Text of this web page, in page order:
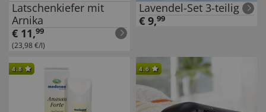
Latschenkiefer mit
Arnika
€ 11,99
(23,98 €/l)
Lavendel-Set 3-teilig
€ 9,99
4.8 4.6